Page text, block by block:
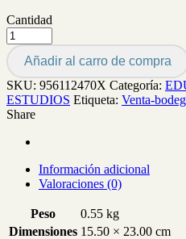
Cantidad
Añadir al carro de compra
SKU: 956112470X Categoría:
ESTUDIOS Etiqueta: Venta-
Share
Información adicional
Valoraciones (0)
Peso
0.55 kg
Dimensiones 15.50 × 23.00 cm